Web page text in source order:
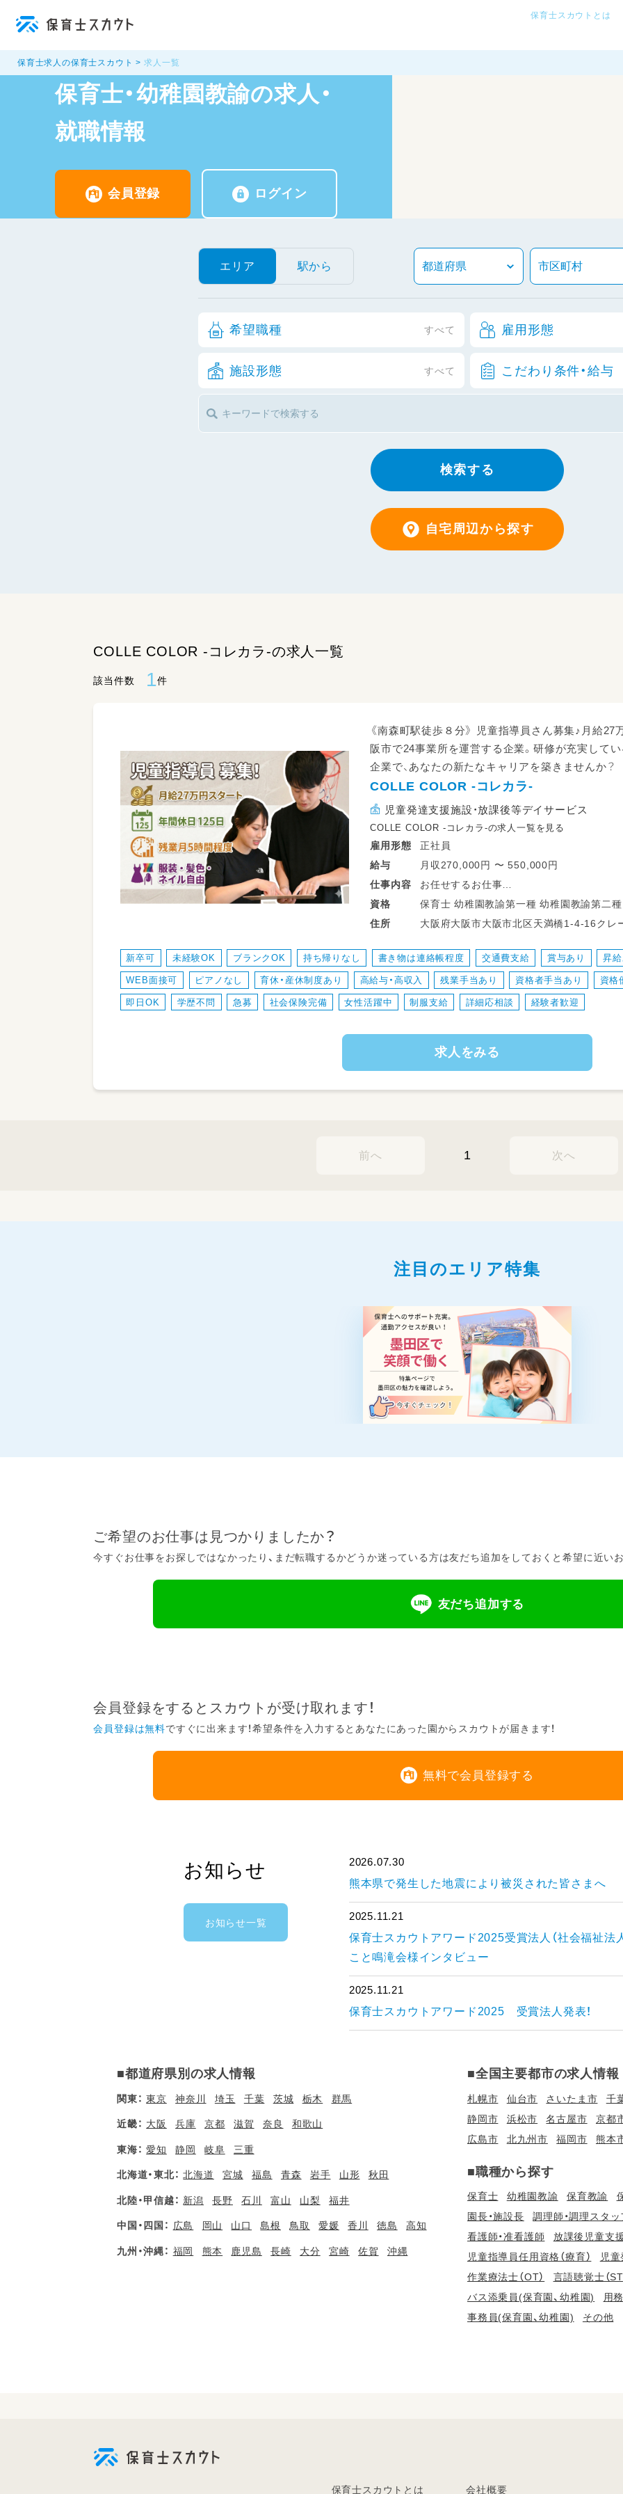
保育士スカウトとは
保育士求人の保育士スカウト 求人一覧
保育士・幼稚園教諭の求人・
就職情報
会員登録 ログイン
エリア 駅から
希望職種 すべて 雇用形態
施設形態 すべて こだわり条件・給与
検索する
自宅周辺から探す
COLLE COLOR -コレカラ-の求人一覧
該当件数 1件
《南森町駅徒歩８分》 児童指導員さん募集♪月給27
阪市で24事業所を運営する企業。研修が充実して
企業で、あなたの新たなキャリアを築きませんか？
COLLE COLOR -コレカラ-
児童発達支援施設・放課後等デイサービス
COLLE COLOR -コレカラ-の求人一覧を見る
雇用形態
正社員
給与
月収270,000円 〜 550,000円
仕事内容
お任せするお仕事
━━━━━。○*
・日常の生活動作の自立支援
・子どもたちに危険が及ばないように見守
・土日祝日のイベントをスタッフみんなで考
・一度の利用は未就学～18歳の児童10名ほ
・常時5～6名のスタッフでお子さんを見守り
★療育では、具体的に以下のようなことをし
・教材やカードゲームを用いて人の気持ちを
・バランスボールを用いて体幹トレーニング
資格
保育士 幼稚園教諭第一種 幼稚園教諭第二種 放課後児童支援員・指導員（学童） 高等学
校教諭普通免許 中学校教諭普通免許 小学校教諭普通免許 社会福祉士 精神保健福祉
住所 大阪府大阪市大阪市北区天満橋1-4-16クレ
新卒可 未経験OK ブランクOK 持ち帰りなし 書き物は連絡帳程度 交通費支給 賞与あり 昇給
WEB面接可 ピアノなし 育休・産休制度あり 高給与・高収入 残業手当あり 資格者手当あり 資格
即日OK 学歴不問 急募 社会保険完備 女性活躍中 制服支給 詳細応相談 経験者歓迎
求人をみる
前へ 1 次へ
注目のエリア特集
ご希望のお仕事は見つかりましたか？
今すぐお仕事をお探しではなかったり、まだ転職するかどうか迷っている方は友だち追加をしておくと希望に近い
友だち追加する
会員登録をするとスカウトが受け取れます！
会員登録は無料ですぐに出来ます！希望条件を入力するとあなたにあった園からスカウトが届きます！
無料で会員登録する
お知らせ
お知らせ一覧
2026.07.30
熊本県で発生した地震により被災された皆さまへ
2025.11.21
保育士スカウトアワード2025受賞法人（社会福祉法
こと鳴滝会様インタビュー
2025.11.21
保育士スカウトアワード2025 受賞法人発表！
■都道府県別の求人情報
関東： 東京 神奈川 埼玉 千葉 茨城 栃木 群馬
近畿： 大阪 兵庫 京都 滋賀 奈良 和歌山
東海： 愛知 静岡 岐阜 三重
北海道・東北： 北海道 宮城 福島 青森 岩手 山形 秋田
北陸・甲信越： 新潟 長野 石川 富山 山梨 福井
中国・四国： 広島 岡山 山口 島根 鳥取 愛媛 香川 徳島 高知
九州・沖縄： 福岡 熊本 鹿児島 長崎 大分 宮崎 佐賀 沖縄
■全国主要都市の求人情報
札幌市 仙台市 さいたま市 千
静岡市
浜松市 名古屋市 京都
広島市
北九州市 福岡市 熊本
■職種から探す
保育士 幼稚園教諭 保育教諭
園長・施設長
調理師・調理スタッ
看護師・准看護師
放課後児童支援
児童指導員任用資格（療育）
児
作業療法士（OT）
言語聴覚士（
バス添乗員(保育園、幼稚園)
用
事務員(保育園、幼稚園)
その他
保育士スカウトとは 会社概要